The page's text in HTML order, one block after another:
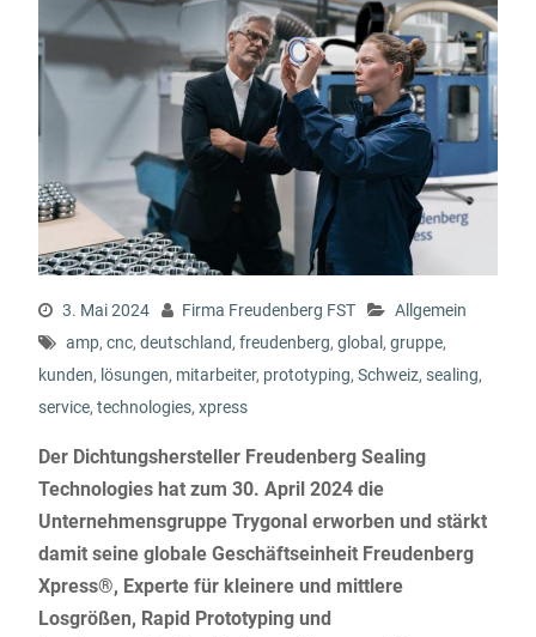
3. Mai 2024 Firma Freudenberg FST
Allgemein
amp, cnc, deutschland, freudenberg, global , gruppe,
kunden, lösungen, mitarbeiter, prototyping, Schweiz, sealing,
service, technologies, xpress
Der Dichtungshersteller Freudenberg Sealing
Technologies hat zum 30. April 2024 die
Unternehmensgruppe Trygonal erworben und stärkt
damit seine globale Geschäftseinheit Freudenberg
Xpress®, Experte für kleinere und mittlere
Losgrößen, Rapid Prototyping und